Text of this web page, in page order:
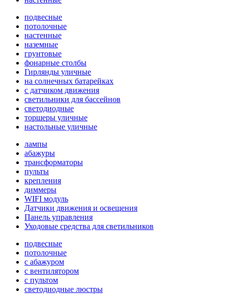
подвесные
потолочные
настенные
наземные
грунтовые
фонарные столбы
Гирлянды уличные
на солнечных батарейках
с датчиком движения
светильники для бассейнов
светодиодные
торшеры уличные
настольные уличные
лампы
абажуры
трансформаторы
пульты
крепления
диммеры
WIFI модуль
Датчики движения и освещения
Панель управления
Уходовые средства для светильников
подвесные
потолочные
с абажуром
с вентилятором
с пультом
светодиодные люстры